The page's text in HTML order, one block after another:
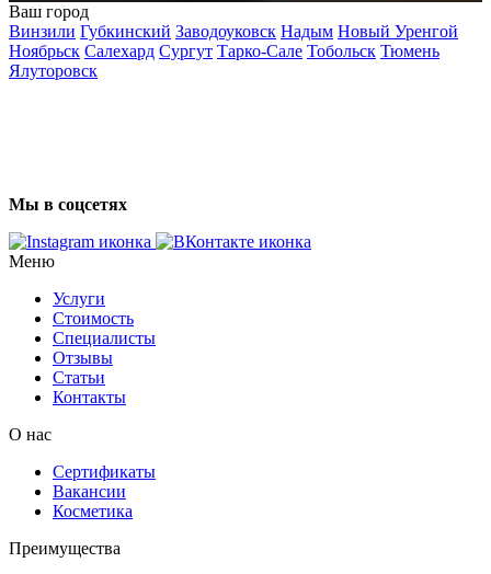
Ваш город
Винзили Губкинский Заводоуковск Надым Новый Уренгой
Ноябрьск Салехард Сургут Тарко-Сале Тобольск Тюмень
Ялуторовск
Мы в соцсетях
Меню
Услуги
Стоимость
Специалисты
Отзывы
Статьи
Контакты
О нас
Сертификаты
Вакансии
Косметика
Преимущества